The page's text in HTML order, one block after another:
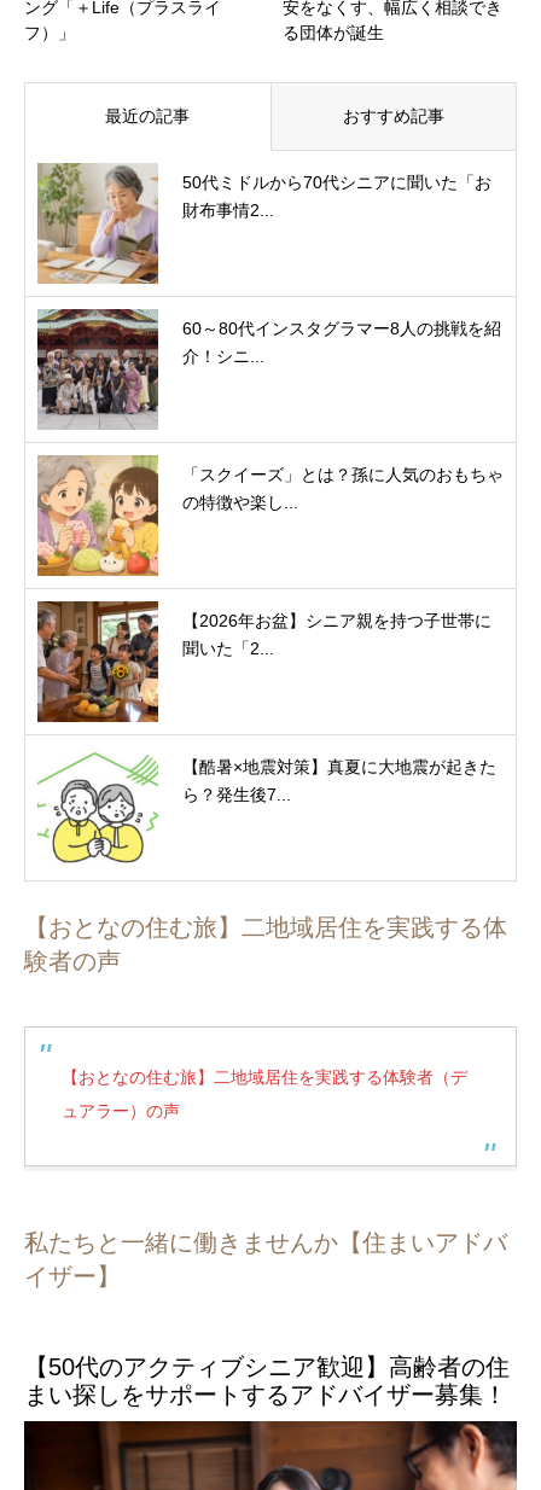
ング「＋Life（プラスライ
フ）」
安をなくす、幅広く相談でき
る団体が誕生
最近の記事 おすすめ記事
50代ミドルから70代シニアに聞いた「お
財布事情2...
60～80代インスタグラマー8人の挑戦を紹
介！シニ...
「スクイーズ」とは？孫に人気のおもちゃ
の特徴や楽し...
【2026年お盆】シニア親を持つ子世帯に
聞いた「2...
【酷暑×地震対策】真夏に大地震が起きた
ら？発生後7...
【おとなの住む旅】二地域居住を実践する体
験者の声
【おとなの住む旅】二地域居住を実践する体験者（デ
ュアラー）の声
私たちと一緒に働きませんか【住まいアドバ
イザー】
【50代のアクティブシニア歓迎】高齢者の住
まい探しをサポートするアドバイザー募集！